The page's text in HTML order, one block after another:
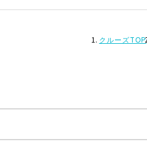
クルーズTOP